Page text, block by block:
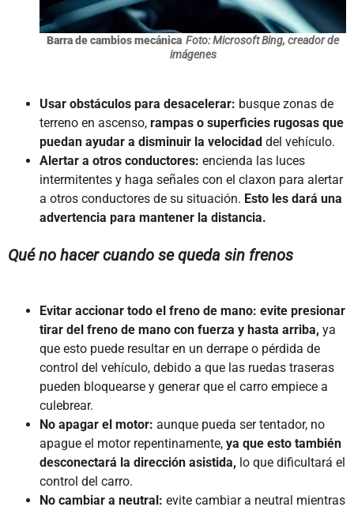
Barra de cambios mecánica Foto: Microsoft Bing, creador de
imágenes
Usar obstáculos para desacelerar: busque zonas de
terreno en ascenso, rampas o superficies rugosas que
puedan ayudar a disminuir la velocidad del vehículo.
Alertar a otros conductores: encienda las luces
intermitentes y haga señales con el claxon para alertar
a otros conductores de su situación. Esto les dará una
advertencia para mantener la distancia.
Qué no hacer cuando se queda sin frenos
Evitar accionar todo el freno de mano: evite presionar
tirar del freno de mano con fuerza y hasta arriba, ya
que esto puede resultar en un derrape o pérdida de
control del vehículo, debido a que las ruedas traseras
pueden bloquearse y generar que el carro empiece a
culebrear.
No apagar el motor: aunque pueda ser tentador, no
apague el motor repentinamente, ya que esto también
desconectará la dirección asistida, lo que dificultará el
control del carro.
No cambiar a neutral: evite cambiar a neutral mientras